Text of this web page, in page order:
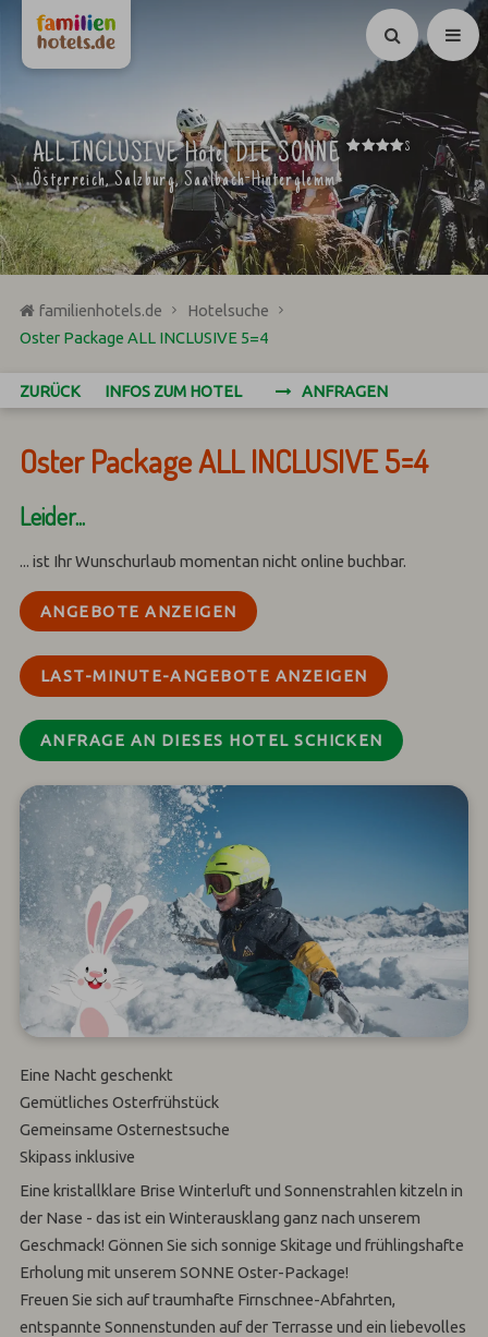
Suchen
ALL INCLUSIVE Hotel DIE SONNE ****
S
Österreich, Salzburg, Saalbach-Hinterglemm
familienhotels.de
Hotelsuche
Oster Package ALL INCLUSIVE 5=4
ZURÜCK INFOS ZUM HOTEL ANFRAGEN
Oster Package ALL INCLUSIVE 5=4
Leider...
... ist Ihr Wunschurlaub momentan nicht online buchbar.
ANGEBOTE ANZEIGEN
LAST-MINUTE-ANGEBOTE ANZEIGEN
ANFRAGE AN DIESES HOTEL SCHICKEN
Eine Nacht geschenkt
Gemütliches Osterfrühstück
Gemeinsame Osternestsuche
Skipass inklusive
Eine kristallklare Brise Winterluft und Sonnenstrahlen kitzeln in
der Nase - das ist ein Winterausklang ganz nach unserem
Geschmack! Gönnen Sie sich sonnige Skitage und frühlingshafte
Erholung mit unserem SONNE Oster-Package!
Freuen Sie sich auf traumhafte Firnschnee-Abfahrten,
entspannte Sonnenstunden auf der Terrasse und ein liebevolles